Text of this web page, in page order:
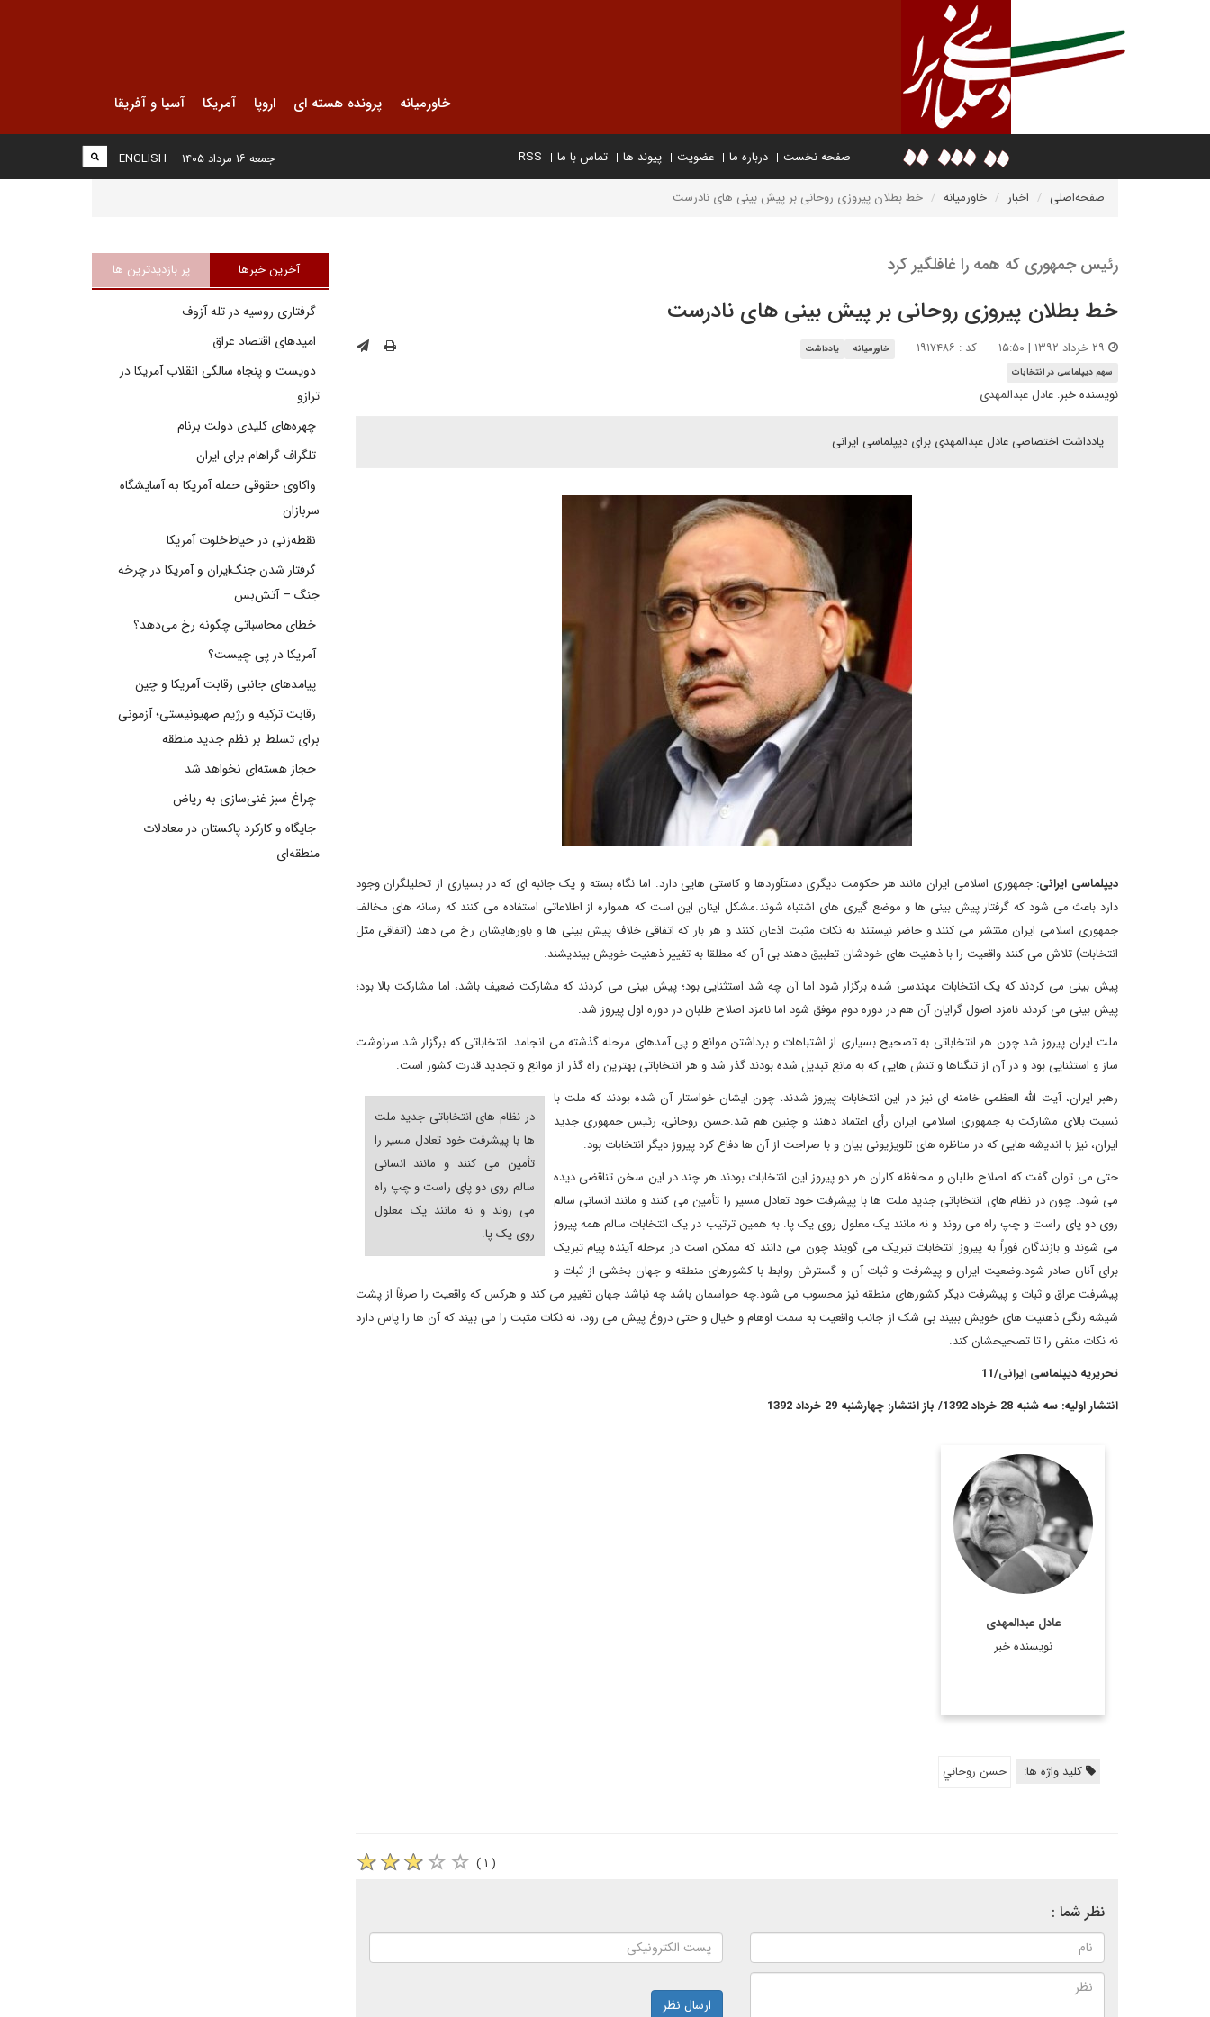
خاورمیانه پرونده هسته ای اروپا آمریکا آسیا و آفریقا
صفحه نخست درباره ما عضویت پیوند ها تماس با ما RSS
ENGLISH جمعه ۱۶ مرداد ۱۴۰۵
صفحه‌اصلی اخبار خاورمیانه خط بطلان پیروزی روحانی بر پیش بینی های نادرست
رئیس جمهوری که همه را غافلگیر کرد
خط بطلان پیروزی روحانی بر پیش بینی های نادرست
کد : ۱۹۱۷۴۸۶ خاورمیانه
یادداشت
سهم دیپلماسی در انتخابات
نویسنده خبر: عادل عبدالمهدی
یادداشت اختصاصی عادل عبدالمهدی برای دیپلماسی ایرانی
دیپلماسی ایرانی:جمهوری اسلامی ایران مانند هر حکومت دیگری دستآوردها و کاستی هایی دارد. اما نگاه بسته و یک جانبه ای که در بسیاری از تحلیلگران وجود
دارد باعث می شود که گرفتار پیش بینی ها و موضع گیری های اشتباه شوند.مشکل اینان این است که همواره از اطلاعاتی استفاده می کنند که رسانه های مخالف
جمهوری اسلامی ایران منتشر می کنند و حاضر نیستند به نکات مثبت اذعان کنند و هر بار که اتفاقی خلاف پیش بینی ها و باورهایشان رخ می دهد (اتفاقی مثل
انتخابات) تلاش می کنند واقعیت را با ذهنیت های خودشان تطبیق دهند بی آن که مطلقا به تغییر ذهنیت خویش بیندیشند.
پیش بینی می کردند که یک انتخابات مهندسی شده برگزار شود اما آن چه شد استثنایی بود؛ پیش بینی می کردند که مشارکت ضعیف باشد، اما مشارکت بالا بود؛
پیش بینی می کردند نامزد اصول گرایان آن هم در دوره دوم موفق شود اما نامزد اصلاح طلبان در دوره اول پیروز شد.
ملت ایران پیروز شد چون هر انتخاباتی به تصحیح بسیاری از اشتباهات و برداشتن موانع و پی آمدهای مرحله گذشته می انجامد. انتخاباتی که برگزار شد سرنوشت
ساز و استثنایی بود و در آن از تنگناها و تنش هایی که به مانع تبدیل شده بودند گذر شد و هر انتخاباتی بهترین راه گذر از موانع و تجدید قدرت کشور است.
در نظام های انتخاباتی جدید ملت
ها با پیشرفت خود تعادل مسیر را
تأمین می کنند و مانند انسانی
سالم روی دو پای راست و چپ راه
می روند و نه مانند یک معلول
روی یک پا.
رهبر ایران، آیت الله العظمی خامنه ای نیز در این انتخابات پیروز شدند، چون ایشان خواستار آن شده بودند که ملت با
نسبت بالای مشارکت به جمهوری اسلامی ایران رأی اعتماد دهند و چنین هم شد.حسن روحانی، رئیس جمهوری جدید
ایران، نیز با اندیشه هایی که در مناظره های تلویزیونی بیان و با صراحت از آن ها دفاع کرد پیروز دیگر انتخابات بود.
حتی می توان گفت که اصلاح طلبان و محافظه کاران هر دو پیروز این انتخابات بودند هر چند در این سخن تناقضی دیده
می شود. چون در نظام های انتخاباتی جدید ملت ها با پیشرفت خود تعادل مسیر را تأمین می کنند و مانند انسانی سالم
روی دو پای راست و چپ راه می روند و نه مانند یک معلول روی یک پا. به همین ترتیب در یک انتخابات سالم همه پیروز
می شوند و بازندگان فوراً به پیروز انتخابات تبریک می گویند چون می دانند که ممکن است در مرحله آینده پیام تبریک
برای آنان صادر شود.وضعیت ایران و پیشرفت و ثبات آن و گسترش روابط با کشورهای منطقه و جهان بخشی از ثبات و
پیشرفت عراق و ثبات و پیشرفت دیگر کشورهای منطقه نیز محسوب می شود.چه حواسمان باشد چه نباشد جهان تغییر می کند و هرکس که واقعیت را صرفاً از پشت
شیشه رنگی ذهنیت های خویش ببیند بی شک از جانب واقعیت به سمت اوهام و خیال و حتی دروغ پیش می رود، نه نکات مثبت را می بیند که آن ها را پاس دارد
نه نکات منفی را تا تصحیحشان کند.
تحریریه دیپلماسی ایرانی/11
انتشار اولیه: سه شنبه 28 خرداد 1392/ باز انتشار: چهارشنبه 29 خرداد 1392
عادل عبدالمهدی
نویسنده خبر
دكتر عادل عبدالمهدي
(متولد 1942) اقتصاددان و
سياستمدار، وزير نفت،
معاون سابق رئيس
جمهوري و از رهبران
است. وي همچنين در
دولت موقت اياد علاوي، ...
کلید واژه ها: حسن روحاني
( ۱ )
نظر شما :
ارسال نظر
آخرین خبرها پر بازدیدترین ها
گرفتاری روسیه در تله آزوف
امیدهای اقتصاد عراق
دویست و پنجاه سالگی انقلاب آمریکا در
ترازو
چهره‌های کلیدی دولت برنام
تلگراف گراهام برای ایران
واکاوی حقوقی حمله آمریکا به آسایشگاه
سربازان
نقطه‌زنی در حیاط‌خلوت آمریکا
گرفتار شدن جنگ‌ایران و آمریکا در چرخه
جنگ – آتش‌بس
خطای محاسباتی چگونه رخ می‌دهد؟
آمریکا در پی چیست؟
پیامدهای جانبی رقابت آمریکا و چین
رقابت ترکیه و رژیم صهیونیستی؛ آزمونی
برای تسلط بر نظم جدید منطقه
حجاز هسته‌ای نخواهد شد
چراغ سبز غنی‌سازی به ریاض
جایگاه و کارکرد پاکستان در معادلات
منطقه‌ای